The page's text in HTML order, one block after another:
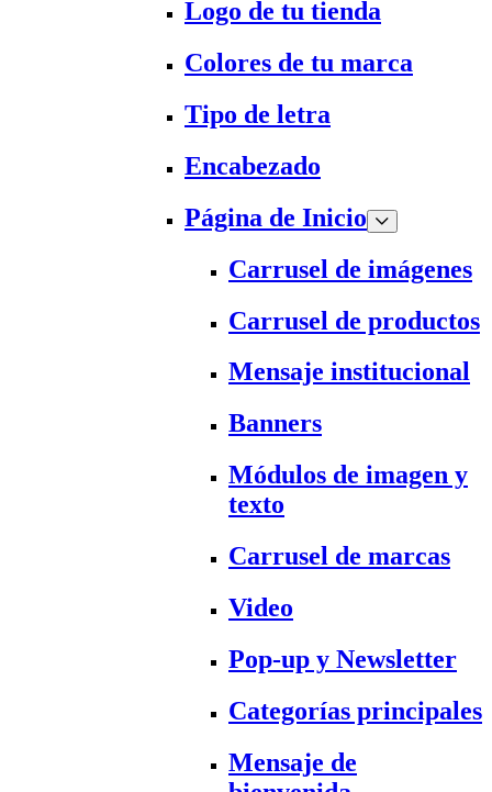
Logo de tu tienda
Colores de tu marca
Tipo de letra
Encabezado
Página de Inicio
Carrusel de imágenes
Carrusel de productos
Mensaje institucional
Banners
Módulos de imagen y
texto
Carrusel de marcas
Video
Pop-up y Newsletter
Categorías principales
Mensaje de